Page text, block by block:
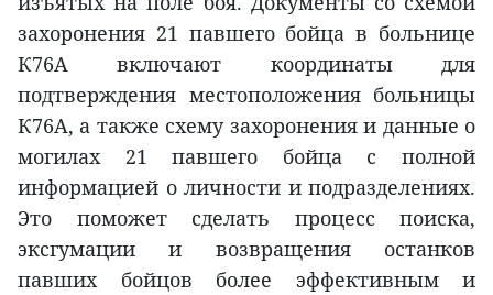
захоронения 21 павшего бойца в больнице
К76А включают координаты для
подтверждения местоположения больницы
К76А, а также схему захоронения и данные о
могилах 21 павшего бойца с полной
информацией о личности и подразделениях.
Это поможет сделать процесс поиска,
эксгумации и возвращения останков
павших бойцов более эффективным и